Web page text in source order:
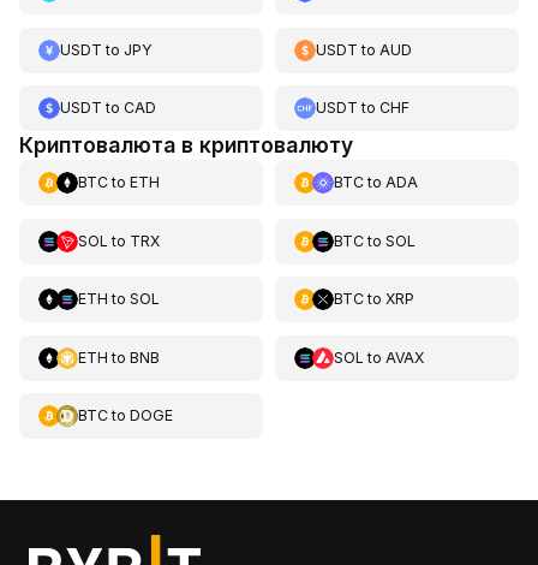
USDT to JPY USDT to AUD
USDT to CAD USDT toCHF
Криптовалюта в криптовалюту
BTCto ETH BTCto ADA
SOL to TRX BTCto SOL
ETH to SOL BTCto XRP
ETH to BNB SOL to AVAX
BTCto DOGE